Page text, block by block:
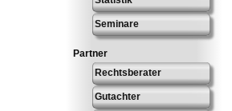
Seminare
Partner
Rechtsberater
Gutachter